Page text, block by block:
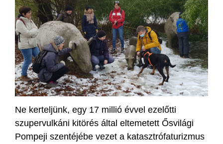
Ne kerteljünk, egy 17 millió évvel ezelőtti
szupervulkáni kitörés által eltemetett Ősvilági
Pompeji szentéjébe vezet a katasztrófaturizmus